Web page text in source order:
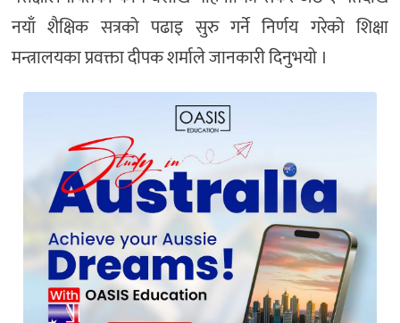
नयाँ शैक्षिक सत्रको पढाइ सुरु गर्ने निर्णय गरेको शिक्षा
मन्त्रालयका प्रवक्ता दीपक शर्माले जानकारी दिनुभयो ।